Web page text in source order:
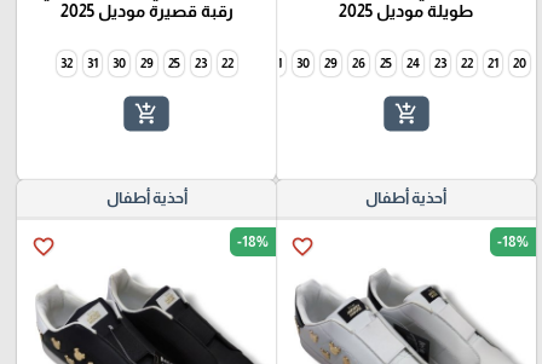
طويلة موديل 2025
20
21
22
23
24
25
26
29
30
31
33
34
add_shopping_cart
رقبة قصيرة موديل 2025
22
23
25
29
30
31
32
add_shopping_cart
أحذية أطفال
favorite_border -18%
أحذية أطفال
favorite_border -18%